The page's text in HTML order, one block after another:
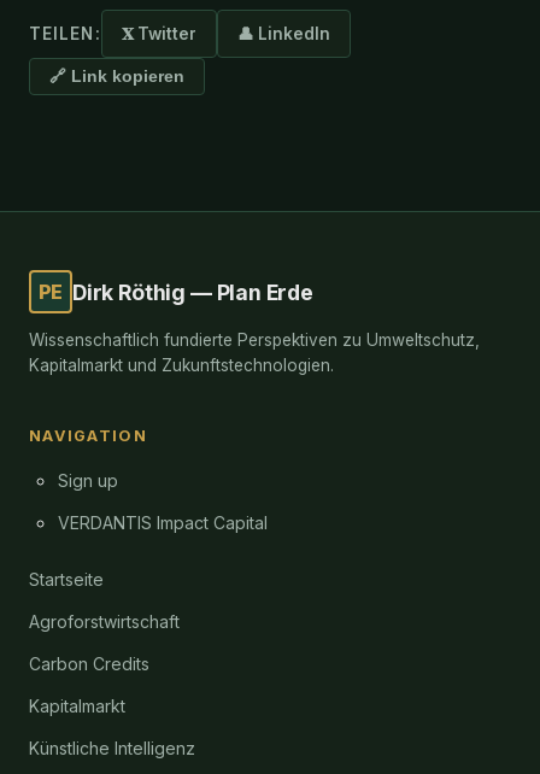
TEILEN: 𝐗 Twitter 👤 LinkedIn
🔗 Link kopieren
PE Dirk Röthig — Plan Erde
Wissenschaftlich fundierte Perspektiven zu Umweltschutz,
Kapitalmarkt und Zukunftstechnologien.
NAVIGATION
Sign up
VERDANTIS Impact Capital
Startseite
Agroforstwirtschaft
Carbon Credits
Kapitalmarkt
Künstliche Intelligenz